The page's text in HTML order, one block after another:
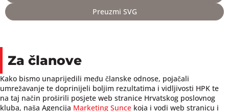
Preuzmi SVG
Za članove
Kako bismo unaprijedili među članske odnose, pojačali
umrežavanje te doprinijeli boljim rezultatima i vidljivosti HPK te
na taj način proširili posjete web stranice Hrvatskog poslovnog
kluba, naša Agencija Marketing Sunce koja i vodi web stranicu i